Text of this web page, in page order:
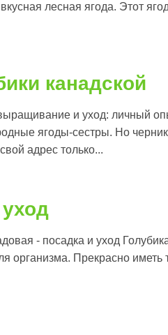
лесная ягода. Этот
канадской
и уход: личный
ягоды-сестры. Но
адрес только...
- посадка и уход
организма. Прекрасно иметь